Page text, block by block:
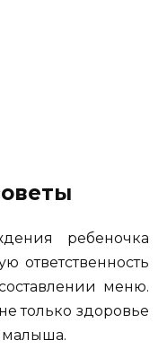
ребеночка
ответственность
меню.
только здоровье